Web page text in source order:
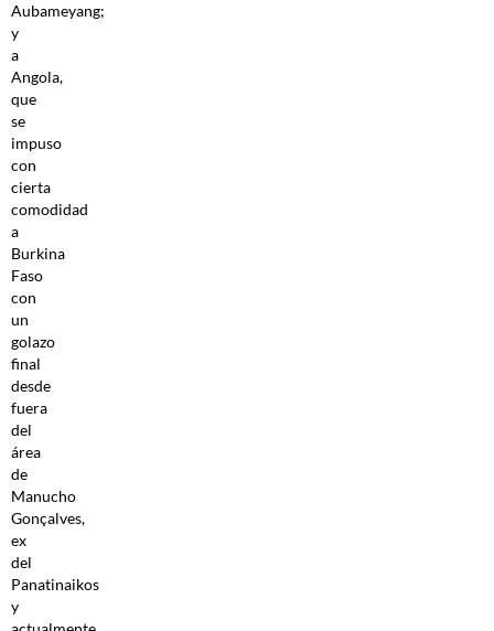
Aubameyang;
y
a
Angola,
que
se
impuso
con
cierta
comodidad
a
Burkina
Faso
con
un
golazo
final
desde
fuera
del
área
de
Manucho
Gonçalves,
ex
del
Panatinaikos
y